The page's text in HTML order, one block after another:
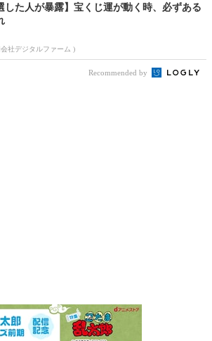
した人が暴露】宝くじ運が動く時、必ずある
社デジタルファーム )
Recommended by